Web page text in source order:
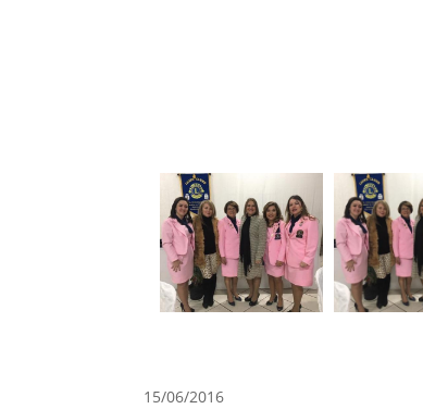
15/06/2016